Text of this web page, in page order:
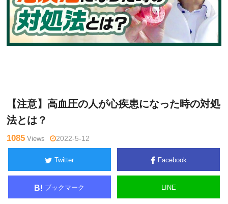
【注意】高血圧の人が心疾患になった時の対処
法とは？
1085 Views 2022-5-12
Twitter Facebook
B! ブックマーク LINE